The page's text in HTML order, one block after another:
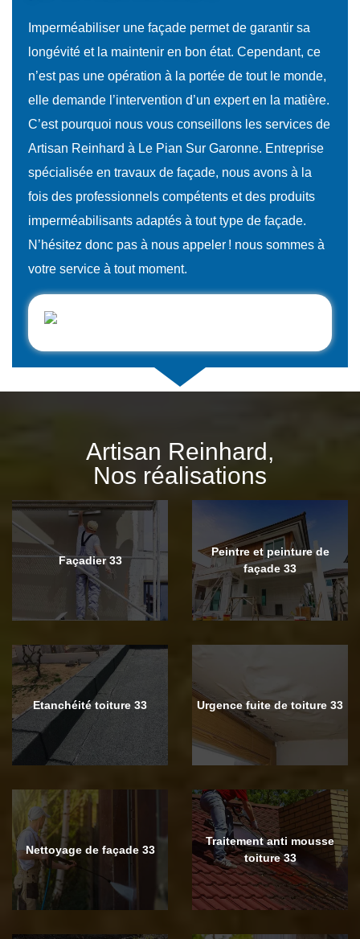
Imperméabiliser une façade permet de garantir sa
longévité et la maintenir en bon état. Cependant, ce
n’est pas une opération à la portée de tout le monde,
elle demande l’intervention d’un expert en la matière.
C’est pourquoi nous vous conseillons les services de
Artisan Reinhard à Le Pian Sur Garonne. Entreprise
spécialisée en travaux de façade, nous avons à la
fois des professionnels compétents et des produits
imperméabilisants adaptés à tout type de façade.
N’hésitez donc pas à nous appeler ! nous sommes à
votre service à tout moment.
Artisan Reinhard,
Nos réalisations
Façadier 33
Peintre et peinture de
façade 33
Etanchéité toiture 33 Urgence fuite de toiture 33
Nettoyage de façade 33
Traitement anti mousse
toiture 33